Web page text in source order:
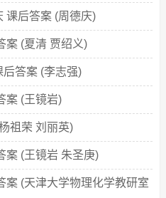
课后答案 (周德庆)
案 (夏清 贾绍义)
答案 (李志强)
案 (王镜岩)
祖荣 刘丽英)
案 (王镜岩 朱圣庚)
案 (天津大学物理化学教研室